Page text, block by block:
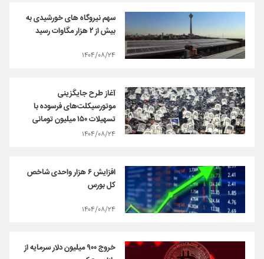
سهم نیروگاه های خورشیدی به
بیش از ۲ هزار مگاوات رسید
۱۴۰۴/۰۸/۲۴
آغاز طرح جایگزینی
موتورسیکلت‌های فرسوده با
تسهیلات ۱۵۰ میلیون تومانی
۱۴۰۴/۰۸/۲۴
افزایش ۶ هزار واحدی شاخص
کل بورس
۱۴۰۴/۰۸/۲۴
خروج ۹۰۰ میلیون دلار سرمایه از